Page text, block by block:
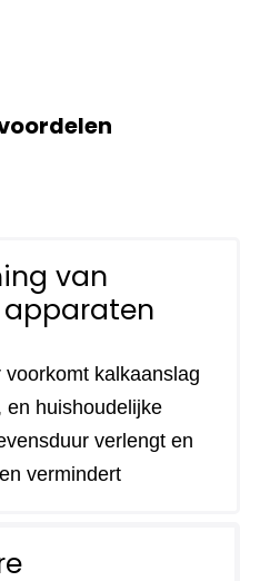
van
kalkaanslag
en huishoudelijke
verlengt en
vermindert